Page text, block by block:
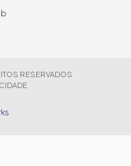
RESERVADOS